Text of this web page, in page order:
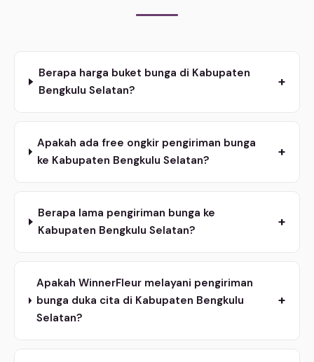
Berapa harga buket bunga di Kabupaten
Bengkulu Selatan?
+
Apakah ada free ongkir pengiriman bunga
ke Kabupaten Bengkulu Selatan?
+
Berapa lama pengiriman bunga ke
Kabupaten Bengkulu Selatan?
+
Apakah WinnerFleur melayani pengiriman
bunga duka cita di Kabupaten Bengkulu
Selatan?
+